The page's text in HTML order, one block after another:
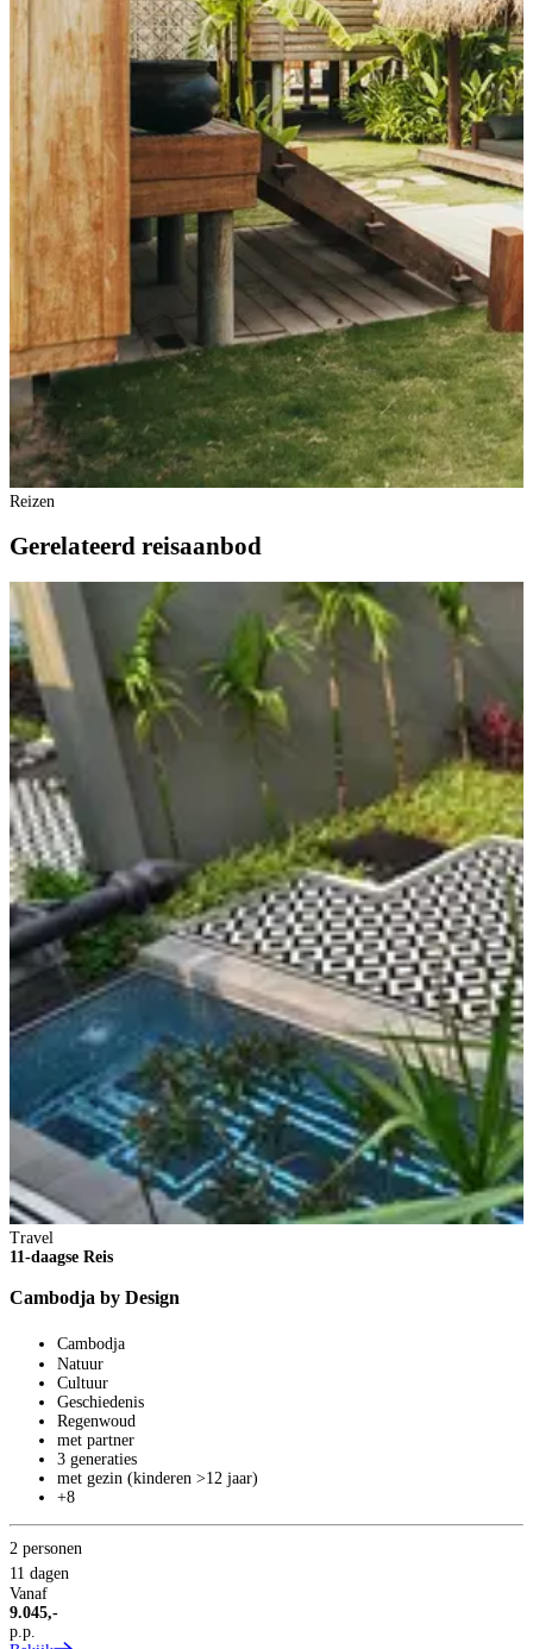
Reizen
Gerelateerd reisaanbod
Travel
11-daagse Reis
Cambodja by Design
Cambodja
Natuur
Cultuur
Geschiedenis
Regenwoud
met partner
3 generaties
met gezin (kinderen >12 jaar)
+8
2 personen
11 dagen
Vanaf
9.045,-
p.p.